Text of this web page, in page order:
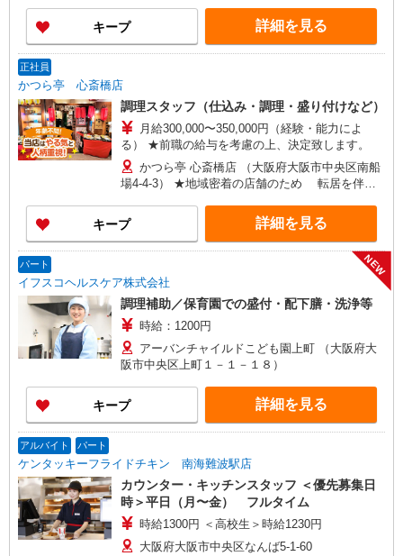
南船場4-4-3） ［3］ まどもあぜる 本町店 （大
阪府大阪市中央区船場中央2-1-4 船場センタービ
ル4号館 B2F） ★地域密着の店舗のため 転居
キープ 詳細を見る
正社員
かつら亭 心斎橋店
調理スタッフ（仕込み・調理・盛り付けなど）
月給300,000〜350,000円（経験・能力によ
る） ★前職の給与を考慮の上、決定致します。
かつら亭 心斎橋店 （大阪府大阪市中央区南船
場4-4-3） ★地域密着の店舗のため 転居を伴う
キープ 詳細を見る
パート
イフスコヘルスケア株式会社
NEW
調理補助／保育園での盛付・配下膳・洗浄等
時給：1200円
アーバンチャイルドこども園上町 （大阪府大
阪市中央区上町１－１－１８）
キープ 詳細を見る
アルバイト パート
ケンタッキーフライドチキン 南海難波駅店
カウンター・キッチンスタッフ ＜優先募集日
時＞平日（月〜金） フルタイム
時給1300円 ＜高校生＞時給1230円
大阪府大阪市中央区なんば5-1-60